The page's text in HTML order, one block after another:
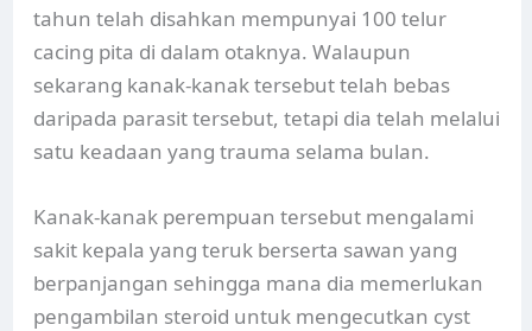
tahun telah disahkan mempunyai 100 telur
cacing pita di dalam otaknya. Walaupun
sekarang kanak-kanak tersebut telah bebas
daripada parasit tersebut, tetapi dia telah melalui
satu keadaan yang trauma selama bulan.
Kanak-kanak perempuan tersebut mengalami
sakit kepala yang teruk berserta sawan yang
berpanjangan sehingga mana dia memerlukan
pengambilan steroid untuk mengecutkan cyst